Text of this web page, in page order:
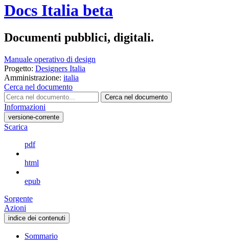
Docs Italia beta
Documenti pubblici, digitali.
Manuale operativo di design
Progetto: Designers Italia
Amministrazione: italia
Cerca nel documento
Cerca nel documento
Informazioni
versione-corrente
Scarica
pdf
html
epub
Sorgente
Azioni
indice dei contenuti
Sommario